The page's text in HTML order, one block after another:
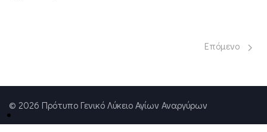
Επόμενο
Επόμενο
© 2026 Πρότυπο Γενικό Λύκειο Αγίων Αναργύρων